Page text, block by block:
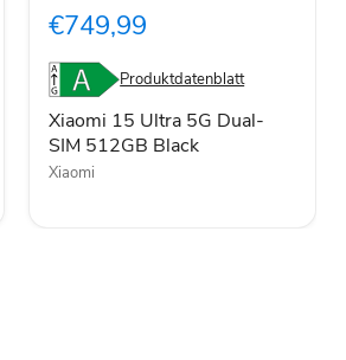
Dual-
512GB
Black
€749,99
Produktdatenblatt
Xiaomi 15 Ultra 5G Dual-
SIM 512GB Black
Xiaomi